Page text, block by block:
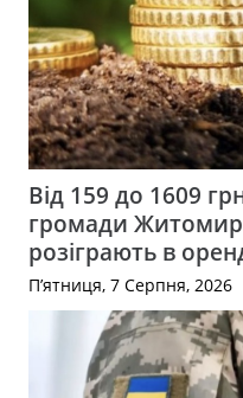
Від 159 до 1609
громади
розіграють в
П’ятниця, 7 Серпня, 2026